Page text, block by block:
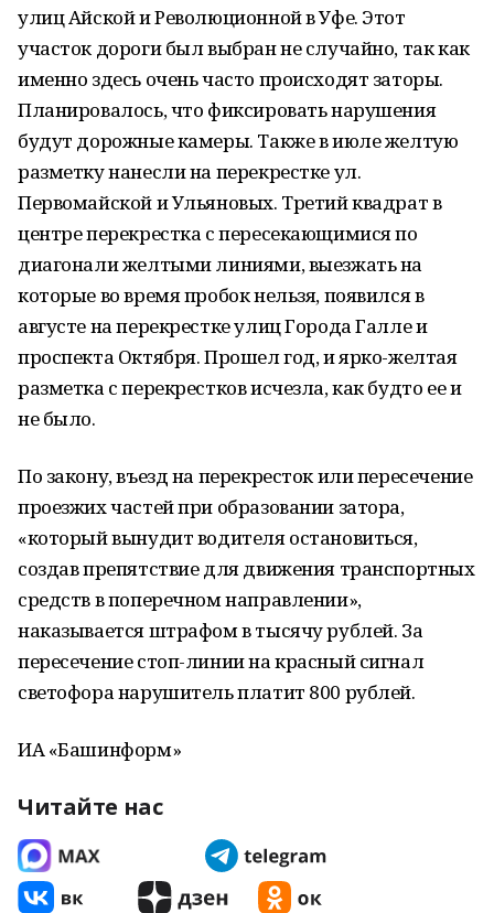
улиц Айской и Революционной в Уфе. Этот
участок дороги был выбран не случайно, так как
именно здесь очень часто происходят заторы.
Планировалось, что фиксировать нарушения
будут дорожные камеры. Также в июле желтую
разметку нанесли на перекрестке ул.
Первомайской и Ульяновых. Третий квадрат в
центре перекрестка с пересекающимися по
диагонали желтыми линиями, выезжать на
которые во время пробок нельзя, появился в
августе на перекрестке улиц Города Галле и
проспекта Октября. Прошел год, и ярко-желтая
разметка с перекрестков исчезла, как будто ее и
не было.
По закону, въезд на перекресток или пересечение
проезжих частей при образовании затора,
«который вынудит водителя остановиться,
создав препятствие для движения транспортных
средств в поперечном направлении»,
наказывается штрафом в тысячу рублей. За
пересечение стоп-линии на красный сигнал
светофора нарушитель платит 800 рублей.
ИА «Башинформ»
Читайте нас